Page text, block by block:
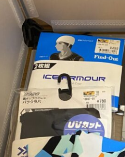
ナー
ウェ
1.1.1
スポー
ツ、ア
ウトド
アウェ
ア専門
店ワー